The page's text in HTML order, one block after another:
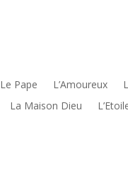
Le Pape L’Amoureux
La Maison Dieu